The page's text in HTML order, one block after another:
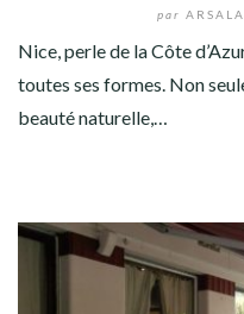
par
Nice, perle de la Côte
toutes ses formes. Non
beauté naturelle,…